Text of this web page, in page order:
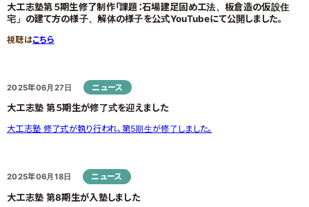
大工志塾第５期生修了制作「課題：石場建足固め工法、板倉造の仮設住
宅」の建て方の様子、解体の様子を公式YouTubeにて公開しました。
視聴はこちら
2025年06月27日 ニュース
大工志塾 第５期生が修了式を迎えました
大工志塾 修了式が執り行われ、第5期生が修了しました。
2025年06月18日 ニュース
大工志塾 第8期生が入塾しました